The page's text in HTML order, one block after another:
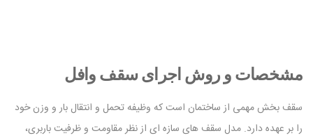
مشخصات و روش اجرای سقف وافل
سقف بخش مهمی از ساختمان است که وظیفه تحمل و انتقال بار و وزن خود
را بر عهده دارد. مدل سقف های سازه ای از نظر مقاومت و ظرفیت باربری،